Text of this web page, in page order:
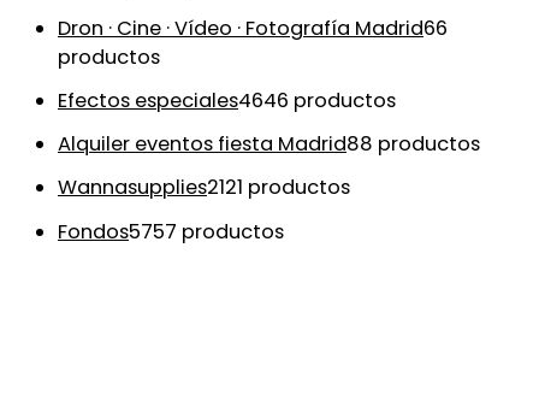
Dron · Cine · Vídeo · Fotografía Madrid66
productos
Efectos especiales4646 productos
Alquiler eventos fiesta Madrid88 productos
Wannasupplies2121 productos
Fondos5757 productos